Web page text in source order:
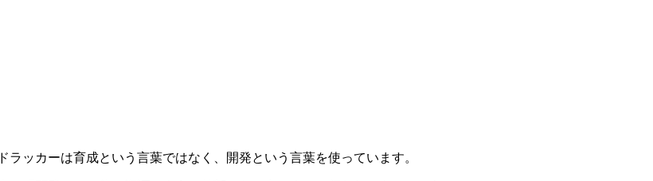
ドラッカーは育成という言葉ではなく、開発という言葉を使っています。